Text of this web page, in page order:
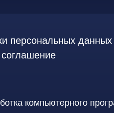
персональных данных
компьютерного